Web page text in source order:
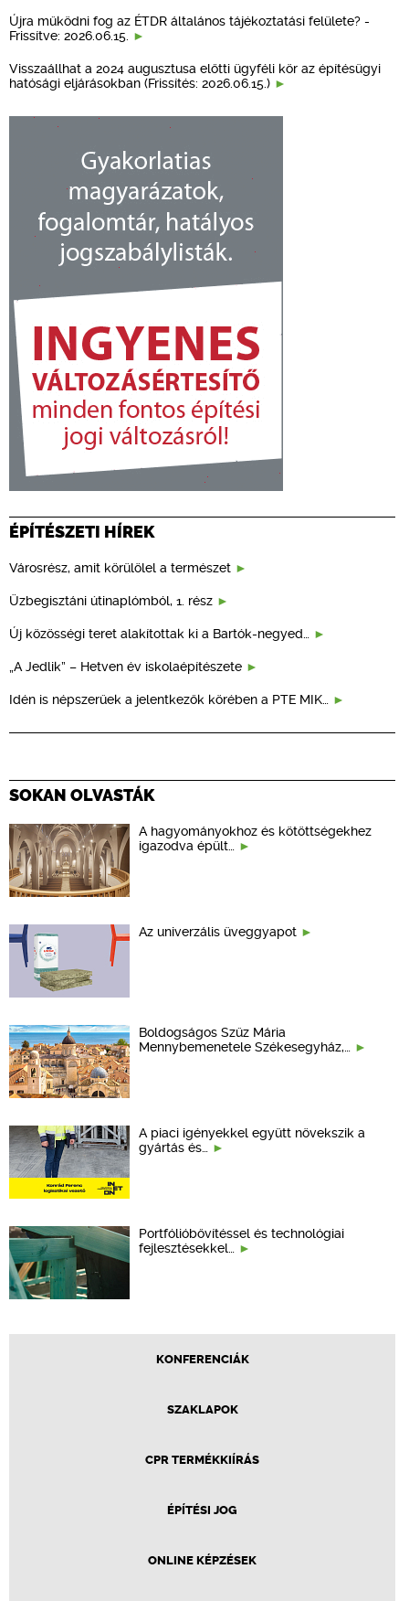
Újra működni fog az ÉTDR általános tájékoztatási felülete? -
Frissítve: 2026.06.15.
Visszaállhat a 2024 augusztusa előtti ügyféli kör az építésügyi
hatósági eljárásokban (Frissítés: 2026.06.15.)
ÉPÍTÉSZETI HÍREK
Városrész, amit körülölel a természet
Üzbegisztáni útinaplómból, 1. rész
Új közösségi teret alakítottak ki a Bartók-negyed…
„A Jedlik” – Hetven év iskolaépítészete
Idén is népszerűek a jelentkezők körében a PTE MIK…
SOKAN OLVASTÁK
A hagyományokhoz és kötöttségekhez
igazodva épült…
Az univerzális üveggyapot
Boldogságos Szűz Mária
Mennybemenetele Székesegyház,…
A piaci igényekkel együtt növekszik a
gyártás és…
Portfólióbővítéssel és technológiai
fejlesztésekkel…
KONFERENCIÁK
SZAKLAPOK
CPR TERMÉKKIÍRÁS
ÉPÍTÉSI JOG
ONLINE KÉPZÉSEK